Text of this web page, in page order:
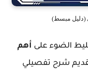
(دليل مبسط)
الضوء على أهم
شرح تفصيلي